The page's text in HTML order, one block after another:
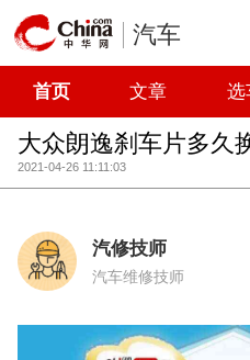
汽车
首页 文章 选
大众朗逸刹车片多久
2021-04-26 11:11:03
汽修技师
汽车维修技师